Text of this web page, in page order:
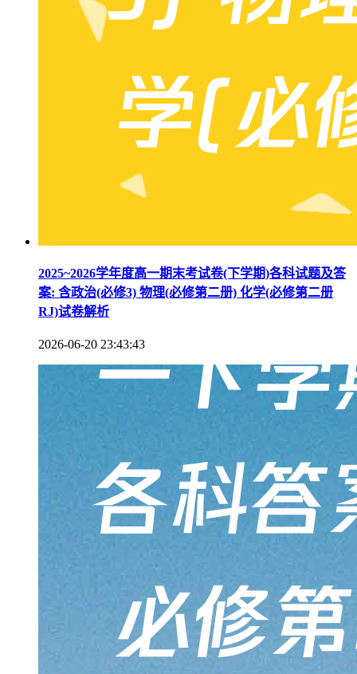
2025~2026学年度高一期末考试卷(下学期)各科试题及答
案: 含政治(必修3) 物理(必修第二册) 化学(必修第二册
RJ)试卷解析
2026-06-20 23:43:43